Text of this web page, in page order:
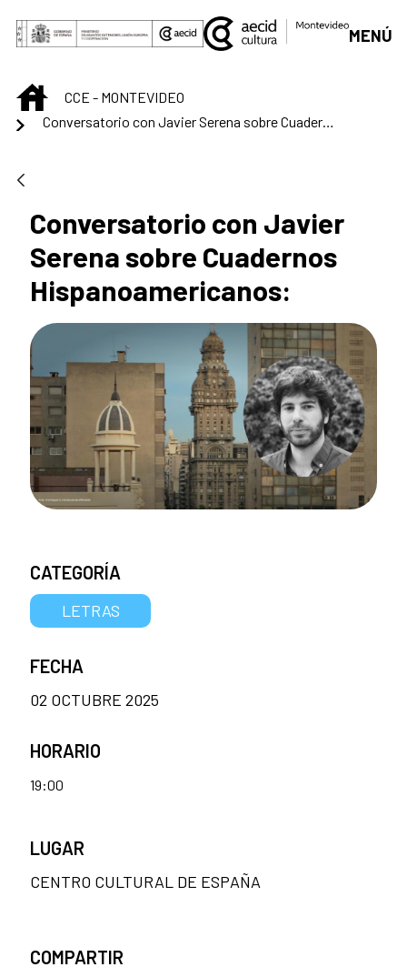
Saltar al contenido principal
MENÚ
INICIOCCE - MONTEVIDEO
Conversatorio con Javier Serena sobre Cuadernos Hispanoamericanos:
Conversatorio con Javier
Serena sobre Cuadernos
Hispanoamericanos:
CATEGORÍA
LETRAS
FECHA
02 OCTUBRE 2025
HORARIO
19:00
LUGAR
CENTRO CULTURAL DE ESPAÑA
COMPARTIR